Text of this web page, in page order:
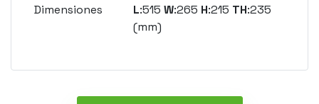
Dimensiones L:515 W:265 H:215 TH:235
(mm)